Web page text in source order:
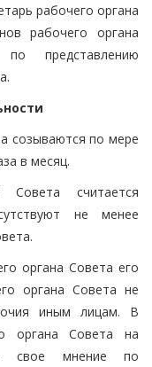
рабочего органа
рабочего органа
представлению
созываются по мере
в месяц.
считается
не менее
органа Совета его
органа Совета не
иным лицам. В
органа Совета на
свое мнение по